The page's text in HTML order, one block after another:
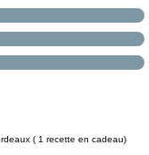
( 1 recette en cadeau)